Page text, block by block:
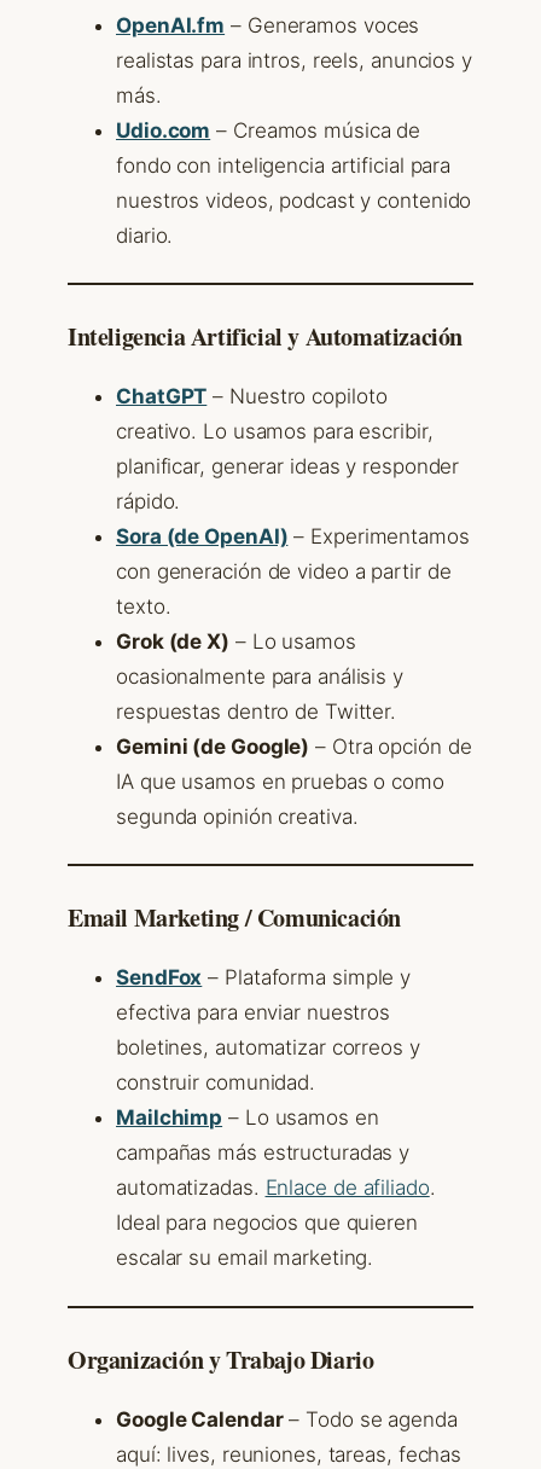
OpenAI.fm – Generamos voces
realistas para intros, reels, anuncios y
más.
Udio.com – Creamos música de
fondo con inteligencia artificial para
nuestros videos, podcast y contenido
diario.
Inteligencia Artificial y Automatización
ChatGPT – Nuestro copiloto
creativo. Lo usamos para escribir,
planificar, generar ideas y responder
rápido.
Sora (de OpenAI) – Experimentamos
con generación de video a partir de
texto.
Grok (de X) – Lo usamos
ocasionalmente para análisis y
respuestas dentro de Twitter.
Gemini (de Google) – Otra opción de
IA que usamos en pruebas o como
segunda opinión creativa.
Email Marketing / Comunicación
SendFox – Plataforma simple y
efectiva para enviar nuestros
boletines, automatizar correos y
construir comunidad.
Mailchimp – Lo usamos en
campañas más estructuradas y
automatizadas. Enlace de afiliado.
Ideal para negocios que quieren
escalar su email marketing.
Organización y Trabajo Diario
Google Calendar– Todo se agenda
aquí: lives, reuniones, tareas, fechas